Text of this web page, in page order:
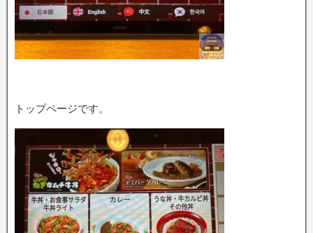
トップページです。